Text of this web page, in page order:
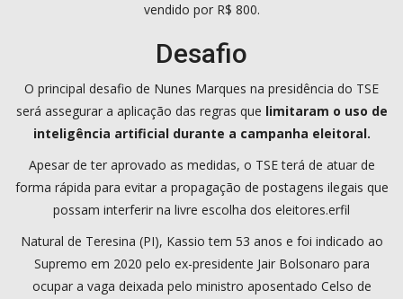
vendido por R$ 800.
Desafio
O principal desafio de Nunes Marques na presidência do TSE
será assegurar a aplicação das regras que limitaram o uso de
inteligência artificial durante a campanha eleitoral.
Apesar de ter aprovado as medidas, o TSE terá de atuar de
forma rápida para evitar a propagação de postagens ilegais que
possam interferir na livre escolha dos eleitores.erfil
Natural de Teresina (PI), Kassio tem 53 anos e foi indicado ao
Supremo em 2020 pelo ex-presidente Jair Bolsonaro para
ocupar a vaga deixada pelo ministro aposentado Celso de